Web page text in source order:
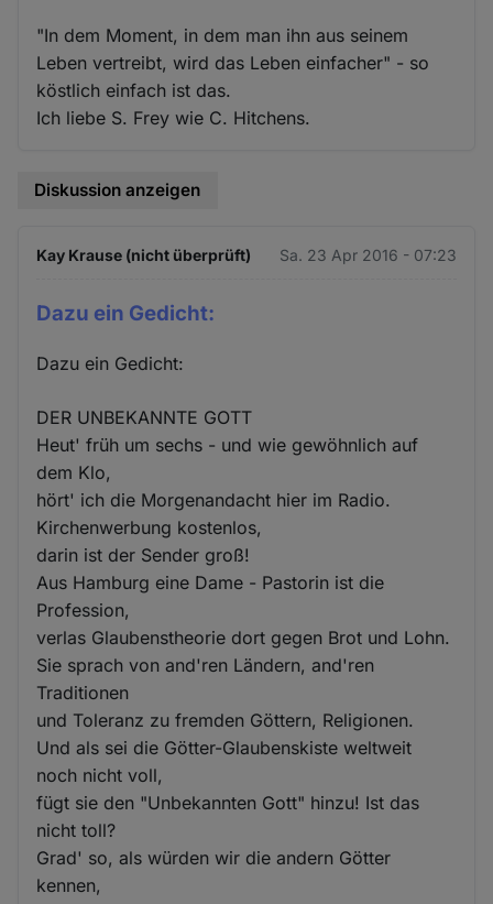
"In dem Moment, in dem man ihn aus seinem
Leben vertreibt, wird das Leben einfacher" - so
köstlich einfach ist das.
Ich liebe S. Frey wie C. Hitchens.
Diskussion anzeigen
Kay Krause (nicht überprüft) Sa. 23 Apr 2016 - 07:23
Dazu ein Gedicht:
Dazu ein Gedicht:
DER UNBEKANNTE GOTT
Heut' früh um sechs - und wie gewöhnlich auf
dem Klo,
hört' ich die Morgenandacht hier im Radio.
Kirchenwerbung kostenlos,
darin ist der Sender groß!
Aus Hamburg eine Dame - Pastorin ist die
Profession,
verlas Glaubenstheorie dort gegen Brot und Lohn.
Sie sprach von and'ren Ländern, and'ren
Traditionen
und Toleranz zu fremden Göttern, Religionen.
Und als sei die Götter-Glaubenskiste weltweit
noch nicht voll,
fügt sie den "Unbekannten Gott" hinzu! Ist das
nicht toll?
Grad' so, als würden wir die andern Götter
kennen,